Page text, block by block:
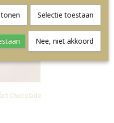
Chocolade
Selectie toestaan
Nee, niet akkoord